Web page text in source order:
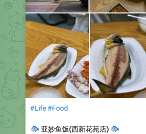
#Life#Food
亚妙鱼饭(西新花苑店)
🐟